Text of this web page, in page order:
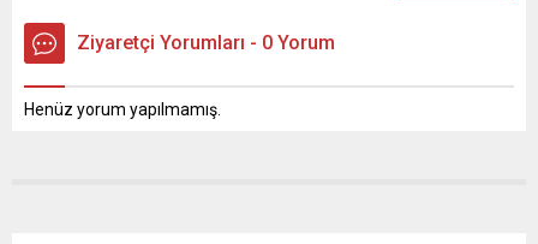
Ziyaretçi Yorumları - 0 Yorum
Henüz yorum yapılmamış.